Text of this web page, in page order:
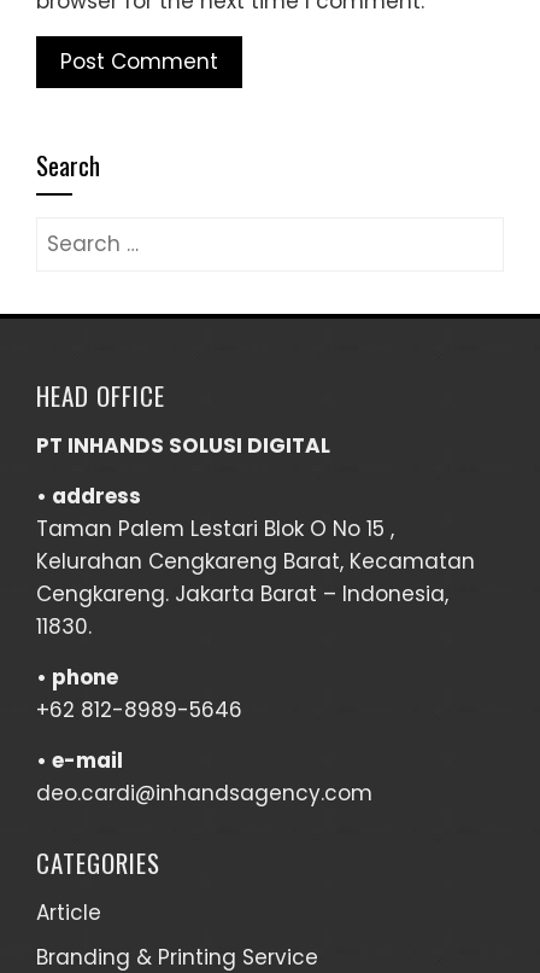
Search
Search
HEAD OFFICE
PT INHANDS SOLUSI DIGITAL
• address
Taman Palem Lestari Blok O No 15 ,
Kelurahan Cengkareng Barat, Kecamatan
Cengkareng. Jakarta Barat – Indonesia,
11830.
• phone
+62 812-8989-5646
• e-mail
deo.cardi@inhandsagency.com
CATEGORIES
Article
Branding & Printing Service